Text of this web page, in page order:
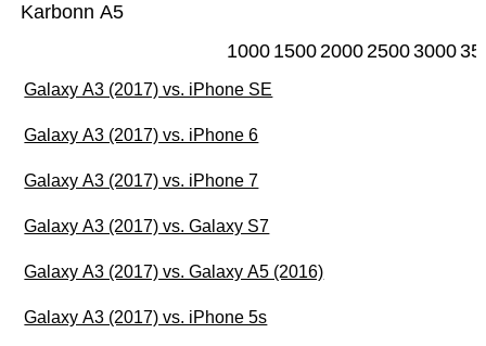
Karbonn A5
1000 1500200025003000
Galaxy A3 (2017) vs. iPhone SE
Galaxy A3 (2017) vs. iPhone 6
Galaxy A3 (2017) vs. iPhone 7
Galaxy A3 (2017) vs. Galaxy S7
Galaxy A3 (2017) vs. Galaxy A5 (2016)
Galaxy A3 (2017) vs. iPhone 5s